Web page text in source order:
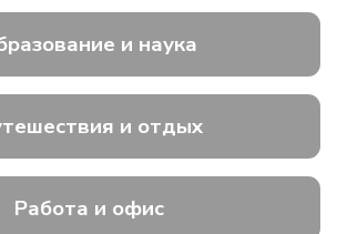
и наука
и отдых
Работа и офис